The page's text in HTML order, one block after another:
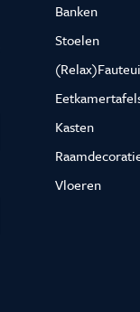
Banken
Stoelen
Kasten
Vloeren